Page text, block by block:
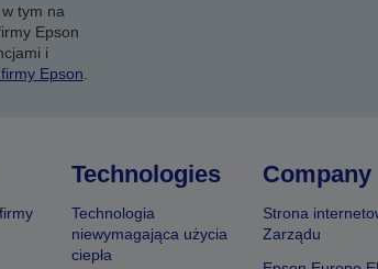
tym na
Epson
i
Epson
Technologies
Technologia
niewymagająca użycia
ciepła
Company
Strona
Zarządu